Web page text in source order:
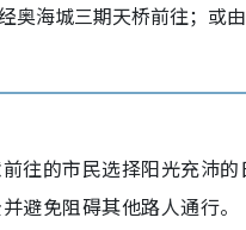
奥海城三期天桥前往；或
往的市民选择阳光充沛
避免阻碍其他路人通行。